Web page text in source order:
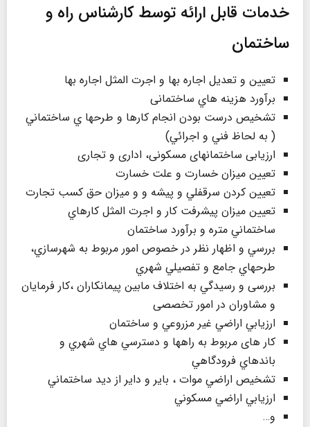
خدمات قابل ارائه توسط کارشناس راه و
ساختمان
تعيين و تعديل اجاره بها و اجرت المثل اجاره بها
برآورد هزينه هاي ساختمانی
تشخيص درست بودن انجام كارها و طرحها ي ساختماني
( به لحاظ فني و اجرائي)
ارزیابی ساختمانهای مسکونی، اداری و تجاری
تعيين ميزان خسارت و علت خسارت
تعيين کردن سرقفلي و پيشه و و ميزان حق كسب تجارت
تعيين ميزان پيشرفت كار و اجرت المثل كارهاي
ساختماني متره و برآورد ساختمان
بررسي و اظهار نظر در خصوص امور مربوط به شهرسازي،
طرحهاي جامع و تفصيلي شهري
بررسی و رسيدگي به اختلاف مابين پيمانكاران ،كار فرمايان
و مشاوران در امور تخصصی
ارزيابي اراضي غير مزروعي و ساختمان
کار های مربوط به راهها و دسترسي هاي شهري و
باندهاي فرودگاهي
تشخيص اراضي موات ، باير و داير از دید ساختماني
ارزيابي اراضي مسكوني
و…